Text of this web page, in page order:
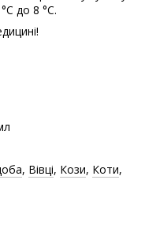
до 8 °С.
, Вівці, Кози, Коти,